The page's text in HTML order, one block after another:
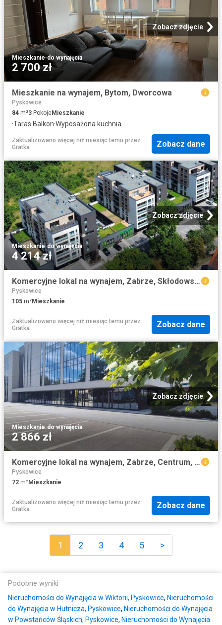
Zobacz zdjęcie
Mieszkanie·do wynajęcia
2 700 zł
Mieszkanie na wynajem, Bytom, Dworcowa
Pyskowice
84 m²3 PokojeMieszkanie
·Taras·Balkon·Wyposażona kuchnia
Zaktualizowano więcej niż miesiąc temu przez
Gratka
Zobacz dane
Zobacz zdjęcie
Mieszkanie·do wynajęcia
4 214 zł
Komercyjne lokal na wynajem, Zabrze, Skłodowskiej Curie
Pyskowice
105 m²Mieszkanie
Zaktualizowano więcej niż miesiąc temu przez
Gratka
Zobacz dane
Zobacz zdjęcie
Mieszkanie·do wynajęcia
2 866 zł
Komercyjne lokal na wynajem, Zabrze, Centrum, Słowackiego
Pyskowice
72 m²Mieszkanie
Zaktualizowano więcej niż miesiąc temu przez
Gratka
Zobacz dane
1 2 3 4 5 >
Podobne wyniki
Nieruchomości do Wynajęcia w Wiktorii, Pyskowice, Nieruchomości
do Wynajęcia w Hutnicza, Pyskowice, Nieruchomości do Wynajęcia
w Powstańców Śląskich, Pyskowice, Nieruchomości do Wynajęcia